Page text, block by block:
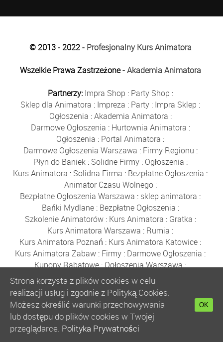
© 2013 - 2022 - Profesjonalny Kurs Animatora
Wszelkie Prawa Zastrzeżone -Akademia Animatora
Partnerzy: Impra Shop : Party Shop :
Sklep dla Animatora : Impreza : Party : Impra Sklep :
Ogłoszenia :Akademia Animatora :
Darmowe Ogłoszenia : Hurtownia Animatora :
Ogłoszenia : Portal Animatora :
Darmowe Ogłoszenia Warszawa : Firmy Regionu :
Płyn do Baniek: Solidne Firmy: Ogłoszenia :
Kurs Animatora : Solidna Firma : Bezpłatne Ogłoszenia :
Animator Czasu Wolnego:
Bezpłatne Ogłoszenia Warszawa : sklep animatora :
Bańki Mydlane: Bezpłatne Ogłoszenia :
Szkolenie Animatorów: Kurs Animatora : Gratka :
Kurs Animatora Warszawa : Rumia :
Kurs Animatora Poznań : Kurs Animatora Katowice :
Kurs Animatora Zabaw : Firmy : Darmowe Ogłoszenia :
Kupony Rabatowe:Ogłoszenia Warszawa:
Płyn do Baniek Mydlanych
Darmowe Ogłoszenia Trójmiasto
Ogłoszenia Trójmiasto:Ogłoszenia :Solidne Firmy:
Bezpłatne Ogłoszenia:Płyn do Baniek
Hurtownia Balonów:Party Shop:Bańki Mydlane
Balony Gdańsk:Sznurki do Baniek
Strona korzysta z plików cookies w celu
realizacji usług i zgodnie z Polityką Cookies.
Możesz określić warunki przechowywania
lub dostępu do plików cookies w Twojej
przeglądarce. Polityka Prywatności
OK